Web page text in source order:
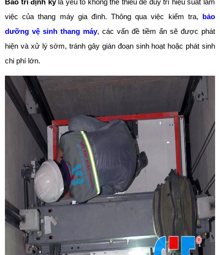
Bảo trì định kỳ là yếu tố không thể thiếu để duy trì hiệu suất làm
việc của thang máy gia đình. Thông qua việc kiểm tra,
bảo
dưỡng vệ sinh thang máy, các vấn đề tiềm ẩn sẽ được phát
hiện và xử lý sớm, tránh gây gián đoạn sinh hoạt hoặc phát sinh
chi phí lớn.